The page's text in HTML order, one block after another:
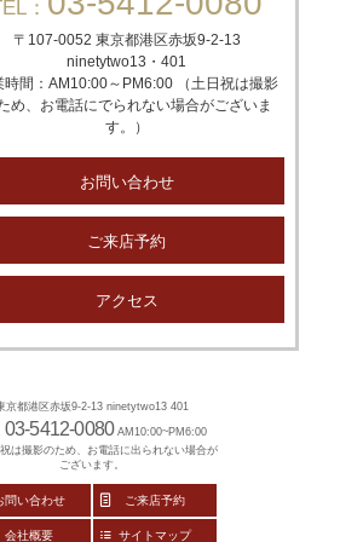
：
〒107-0052 東京都港区赤坂9-2-13
ninetytwo13・401
時間：AM10:00～PM6:00 （土日祝は撮影
め、お電話にでられない場合がございま
す。）
お問い合わせ
ご来店予約
アクセス
京都港区赤坂9-2-13 ninetytwo13 401
03-5412-0080 AM10:00~PM6:00
は撮影のため、お電話に出られない場合が
ございます。
問い合わせ ご来店予約
会社概要 サイトマップ